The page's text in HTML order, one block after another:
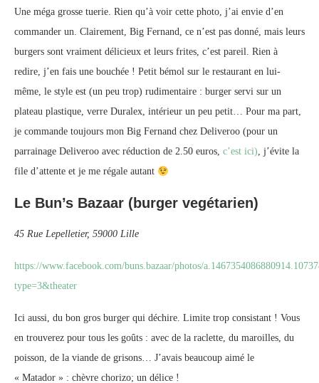
Une méga grosse tuerie. Rien qu’à voir cette photo, j’ai envie d’en
commander un. Clairement, Big Fernand, ce n’est pas donné, mais leurs
burgers sont vraiment délicieux et leurs frites, c’est pareil. Rien à
redire, j’en fais une bouchée ! Petit bémol sur le restaurant en lui-
même, le style est (un peu trop) rudimentaire : burger servi sur un
plateau plastique, verre Duralex, intérieur un peu petit… Pour ma part,
je commande toujours mon Big Fernand chez Deliveroo (pour un
parrainage Deliveroo avec réduction de 2.50 euros, c’est ici), j’évite la
file d’attente et je me régale autant
Le Bun’s Bazaar (burger vegétarien)
45 Rue Lepelletier, 59000 Lille
https://www.facebook.com/buns.bazaar/photos/
type=3&theater
Ici aussi, du bon gros burger qui déchire. Limite trop consistant ! Vous
en trouverez pour tous les goûts : avec de la raclette, du maroilles, du
poisson, de la viande de grisons… J’avais beaucoup aimé le
« Matador » : chèvre chorizo; un délice !